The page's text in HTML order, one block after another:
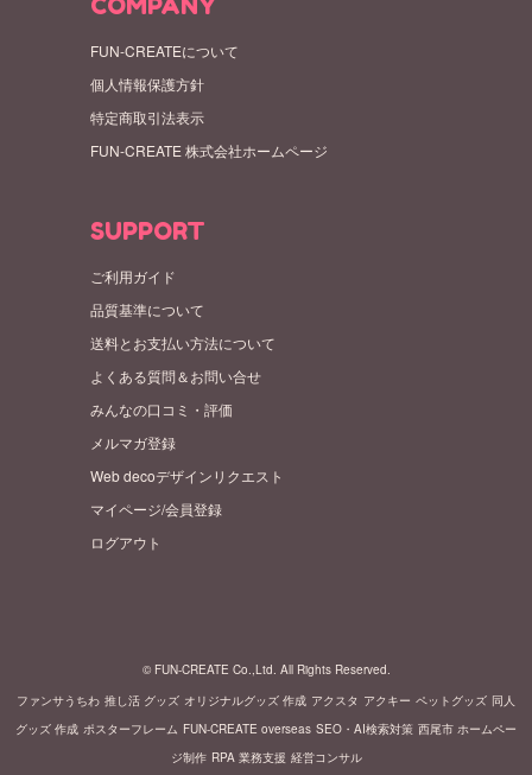
COMPANY
FUN-CREATEについて
個人情報保護方針
特定商取引法表示
FUN-CREATE 株式会社ホームページ
SUPPORT
ご利用ガイド
品質基準について
送料とお支払い方法について
よくある質問＆お問い合せ
みんなの口コミ・評価
メルマガ登録
Web decoデザインリクエスト
マイページ/会員登録
ログアウト
© FUN-CREATE Co.,Ltd. All Rights Reserved.
ファンサうちわ 推し活 グッズ オリジナルグッズ 作成 アクスタ アクキー ペットグッズ 同人
グッズ 作成 ポスターフレーム FUN-CREATE overseas SEO・AI検索対策 西尾市 ホームペー
ジ制作 RPA 業務支援 経営コンサル